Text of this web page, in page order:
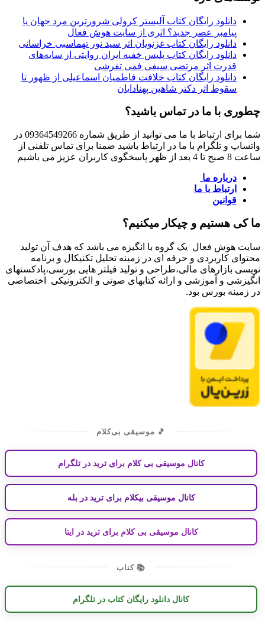
دانلود رایگان کتاب آلیستر کرولی شرورترین مرد جهان یا
پیامبر عصر جدید؟ اثری از سایت هوش فعال
دانلود رایگان کتاب غزنویان اثر سید نور تهماسبی خراسانی
دانلود رایگان کتاب پلیس خفیه ایران روایتی از سایه‌های
قدرت اثر مرتضی سیفی فمی تفرشی
دانلود رایگان کتاب خلافت فاطمیان اسماعیلی از ظهور تا
سقوط اثر دکتر شاهین پهنادایان
چطوری با ما در تماس باشید؟
شما برای ارتباط با ما می توانید از طریق شماره 09364549266 در
واتساپ و تلگرام با ما در ارتباط باشید ضمنا برای تماس تلفنی از
ساعت 8 صبح تا 4 بعد از ظهر پاسخگوی کاربران عزیز می باشیم
درباره ما
ارتباط با ما
قوانین
ما کی هستیم و چیکار میکنیم؟
سایت هوش فعال یک گروه با انگیزه می باشد که هدف آن تولید
محتوای کاربردی و حرفه ای در زمینه تحلیل تکنیکال و برنامه
نویسی بازارهای مالی،طراحی و تولید فیلتر هایی بورسی،پادکستهای
انگیزشی و آموزشی و ارائه کتابهای صوتی و الکترونیکی اختصاصی
در زمینه بورس بود.
🎵 موسیقی بی‌کلام
کانال موسیقی بی کلام برای ترید در تلگرام
کانال موسیقی بیکلام برای ترید در بله
کانال موسیقی بی کلام برای ترید در ایتا
📚 کتاب
کانال دانلود رایگان کتاب در تلگرام